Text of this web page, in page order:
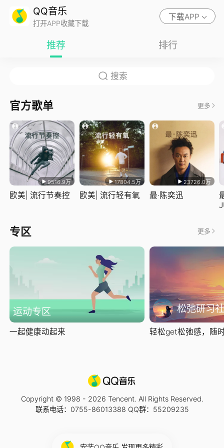
QQ音乐
打开APP收藏下载
下载APP
推荐 排行
官方歌单 更多
9516.9万
欧美| 流行节奏控
17804.5万
欧美| 流行轻有氧
23726.0万
最·陈奕迅
专区 更多
运动专区
一起健康动起来
松弛研习社
轻松get松弛感，随
Copyright © 1998 - 2026 Tencent. All Rights Reserved.
联系电话：0755-86013388 QQ群：55209235